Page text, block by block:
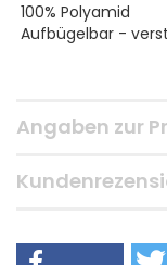
100% Polyamid
Aufbügelbar -
Angaben zur